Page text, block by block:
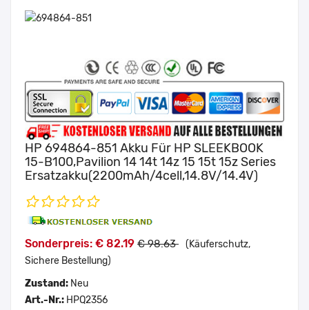
HP 694864-851 Akku Für HP SLEEKBOOK
15-B100,Pavilion 14 14t 14z 15 15t 15z Series
Ersatzakku(2200mAh/4cell,14.8V/14.4V)
Sonderpreis: € 82.19 € 98.63 (Käuferschutz,
Sichere Bestellung)
Zustand: Neu
Art.-Nr.: HPQ2356